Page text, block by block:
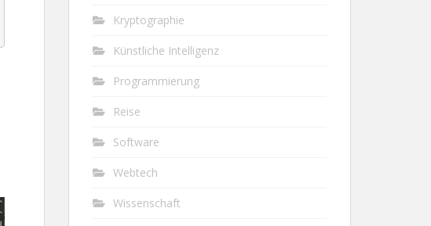
Kryptographie
Künstliche Intelligenz
Programmierung
Reise
Software
Webtech
Wissenschaft